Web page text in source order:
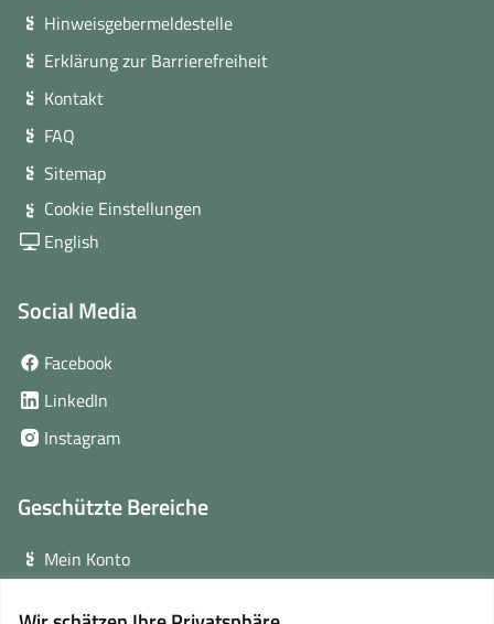
Hinweisgebermeldestelle
Erklärung zur Barrierefreiheit
Kontakt
FAQ
Sitemap
Cookie Einstellungen
English
Social Media
Facebook
Fenster)
LinkedIn
neuem
Instagram(öffnet
Fenster)
Geschützte Bereiche
Mein Konto